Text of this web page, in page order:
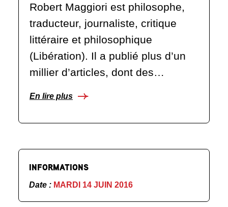
Robert Maggiori est philosophe,
traducteur, journaliste, critique
littéraire et philosophique
(Libération). Il a publié plus d’un
millier d’articles, dont des…
En lire plus
INFORMATIONS
Date : MARDI 14 JUIN 2016